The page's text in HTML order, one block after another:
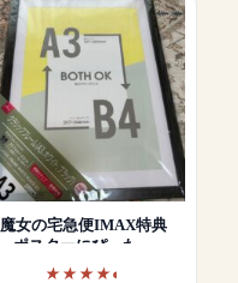
魔女の宅急便IMAX特典
ポスターにぴった…